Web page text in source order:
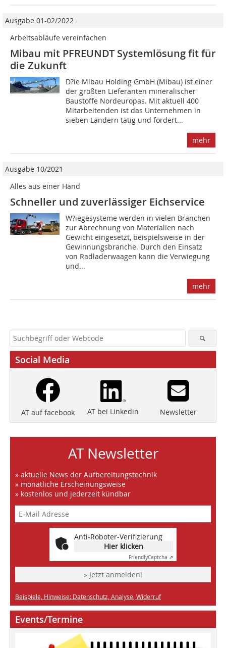
Ausgabe 01-02/2022
Arbeitsabläufe vereinfachen
Mibau mit PFREUNDT Systemlösung fit für
die Zukunft
D?ie Mibau Holding GmbH (Mibau) ist einer
der größten Lieferanten mineralischer
Baustoffe Nordeuropas. Mit aktuell 400
Mitarbeitenden ist das Unternehmen in
sieben Ländern tätig und fördert...
mehr
Ausgabe 10/2021
Alles aus einer Hand
Schneller und zuverlässiger Eichservice
W?iegesysteme werden in vielen Branchen
zur Abrechnung von Materialien nach
Gewicht eingesetzt, beispielsweise in der
Gewinnungsbranche. Durch den Einsatz
von Radladerwaagen kann die Verwiegung
und...
mehr
Social Media
AT auf facebook AT bei Linkedin Newsletter
AT Newsletter
» aktuelle News der Aufbereitungstechnik
» monatliche Erscheinungsweise
» kostenlos und jederzeit kündbar
Anti-Roboter-Verifizierung
Hier klicken
FriendlyCaptcha ⇗
» Jetzt anmelden!
Beispiele, Hinweise: Datenschutz, Analyse, Widerruf
Events/Termine